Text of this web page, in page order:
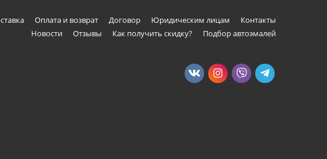
Оплата и возврат Договор Юридическим лицам
Контакты
Новости
Отзывы Как получить скидку? Подбор автоэмалей